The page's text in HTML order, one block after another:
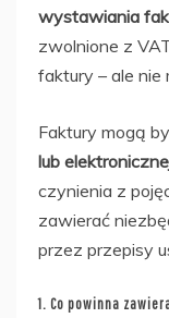
wystawiania
zwolnione z
faktury – ale nie
Faktury mogą
lub
czynienia z
zawierać
przez przepisy
1. Co powinna